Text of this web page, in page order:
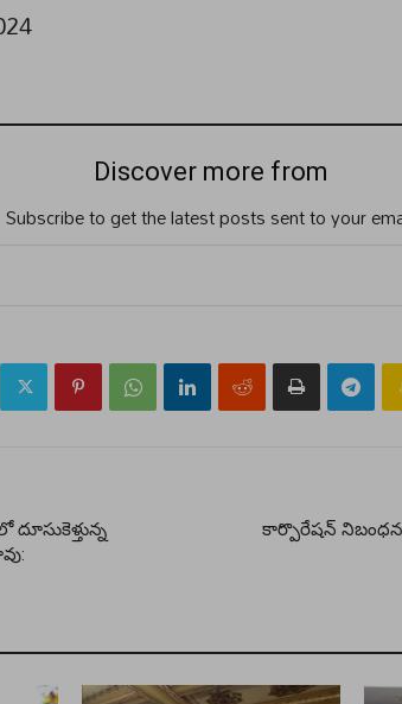
Discover more from
Subscribe to get the latest posts sent to your
కార్పొరేషన్